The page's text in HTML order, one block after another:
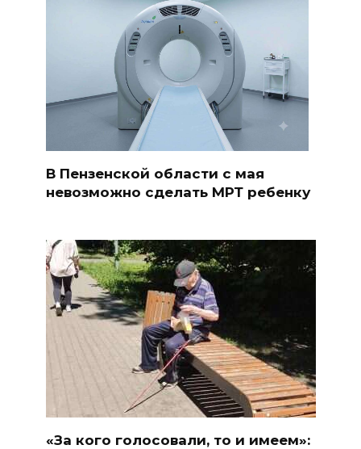
В Пензенской области с мая
невозможно сделать МРТ ребенку
«За кого голосовали, то и имеем»: